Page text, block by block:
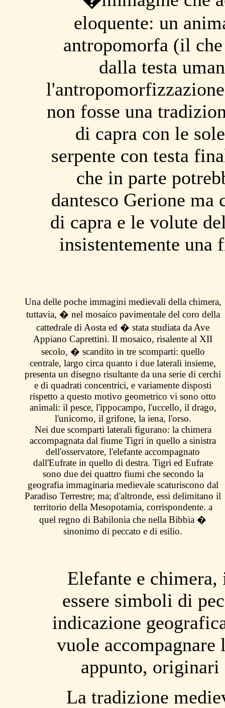
eloquente: un
antropomorfa (il
dalla testa
non fosse una
di capra con le
serpente con testa
che in parte
dantesco Gerione
di capra e le volute
insistentemente una
Una delle poche immagini medievali della chimera,
tuttavia, � nel mosaico pavimentale del coro della
cattedrale di Aosta ed � stata studiata da Ave
Appiano Caprettini. Il mosaico, risalente al XII
secolo, � scandito in tre scomparti: quello
centrale, largo circa quanto i due laterali insieme,
presenta un disegno risultante da una serie di cerchi
e di quadrati concentrici, e variamente disposti
rispetto a questo motivo geometrico vi sono otto
animali: il pesce, l'ippocampo, l'uccello, il drago,
l'unicorno, il grifone, la iena, l'orso.
Nei due scomparti laterali figurano: la chimera
accompagnata dal fiume Tigri in quello a sinistra
dell'osservatore, l'elefante accompagnato
dall'Eufrate in quello di destra. Tigri ed Eufrate
sono due dei quattro fiumi che secondo la
geografia immaginaria medievale scaturiscono dal
Paradiso Terrestre; ma; d'altronde, essi delimitano il
territorio della Mesopotamia, corrispondente. a
quel regno di Babilonia che nella Bibbia �
sinonimo di peccato e di esilio.
Elefante e chimera,
essere simboli di
indicazione
vuole
appunto, originari
La tradizione